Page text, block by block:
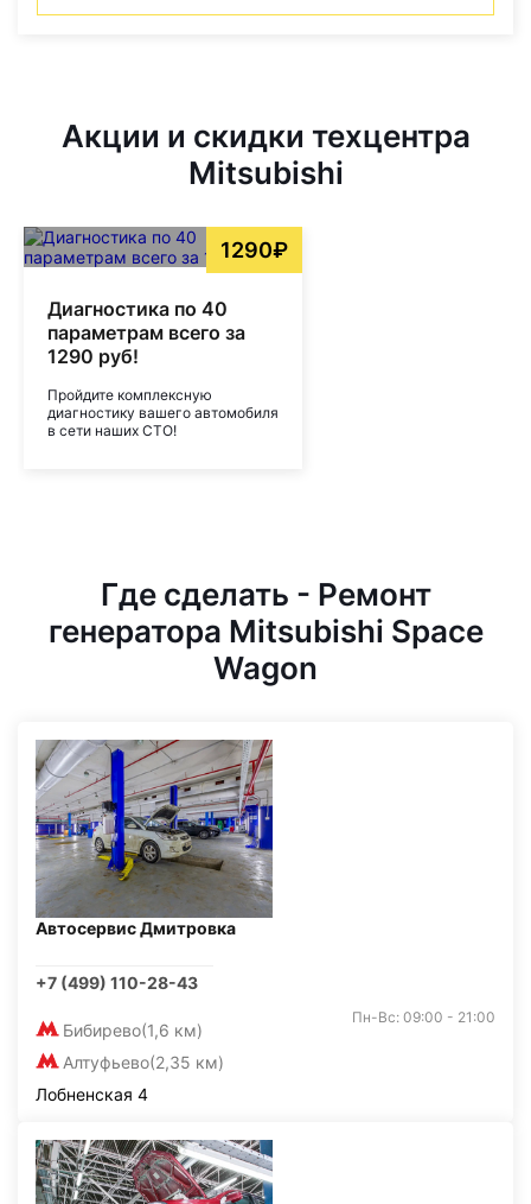
Акции и скидки техцентра
Mitsubishi
1290₽
Диагностика по 40
параметрам всего за
1290 руб!
Пройдите комплексную
диагностику вашего автомобиля
в сети наших СТО!
Где сделать - Ремонт
генератора Mitsubishi Space
Wagon
Автосервис Дмитровка
+7 (499) 110-28-43
Бибирево(1,6 км)
Алтуфьево(2,35 км)
Пн-Вс: 09:00 - 21:00
Лобненская 4